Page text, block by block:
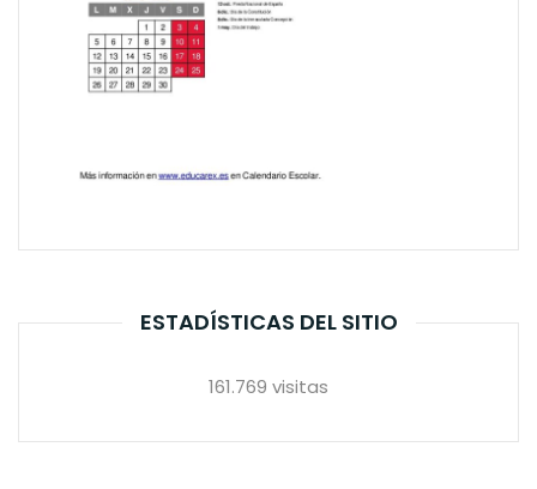
ESTADÍSTICAS DEL SITIO
161.769 visitas